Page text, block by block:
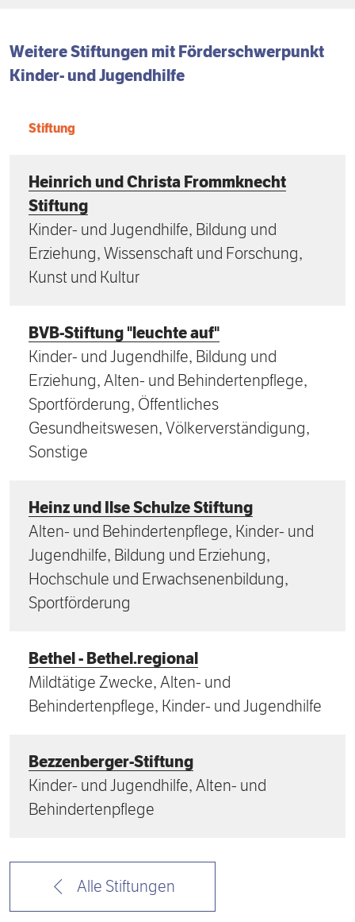
Weitere Stiftungen mit Förder­schwerpunkt
Kinder- und Jugendhilfe
Stiftung
Heinrich und Christa Frommknecht
Stiftung
Kinder- und Jugendhilfe, Bildung und
Erziehung, Wissenschaft und Forschung,
Kunst und Kultur
BVB-Stiftung "leuchte auf"
Kinder- und Jugendhilfe, Bildung und
Erziehung, Alten- und Behindertenpflege,
Sportförderung, Öffentliches
Gesundheitswesen, Völkerverständigung,
Sonstige
Heinz und Ilse Schulze Stiftung
Alten- und Behindertenpflege, Kinder- und
Jugendhilfe, Bildung und Erziehung,
Hochschule und Erwachsenenbildung,
Sportförderung
Bethel - Bethel.regional
Mildtätige Zwecke, Alten- und
Behindertenpflege, Kinder- und Jugendhilfe
Bezzenberger-Stiftung
Kinder- und Jugendhilfe, Alten- und
Behindertenpflege
Alle Stiftungen